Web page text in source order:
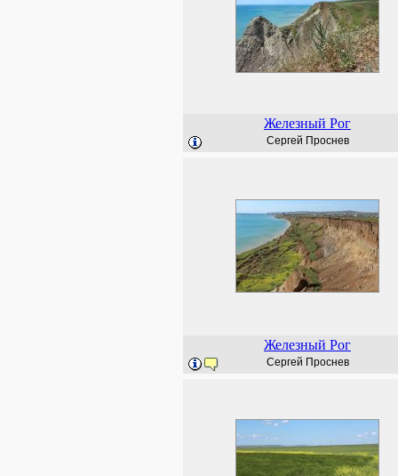
Железный Рог
Сергей Проснев
Железный Рог
Сергей Проснев